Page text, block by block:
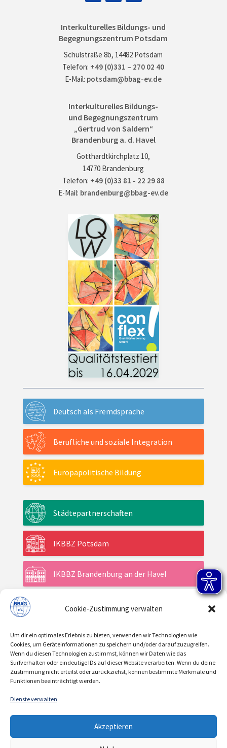
Cookie-Zustimmung verwalten
Um dir ein optimales Erlebnis zu bieten, verwenden wir Technologien wie
Cookies, um Geräteinformationen zu speichern und/oder darauf zuzugreifen.
Wenn du diesen Technologien zustimmst, können wir Daten wie das
Surfverhalten oder eindeutige IDs auf dieser Website verarbeiten. Wenn du deine
Zustimmung nicht erteilst oder zurückziehst, können bestimmte Merkmale und
Funktionen beeinträchtigt werden.
Dienste verwalten
Akzeptieren
Interkulturelles Bildungs- und
Begegnungszentrum Potsdam
Schulstraße 8b, 14482 Potsdam
Telefon: +49 (0)331 – 270 02 40
E-Mail: potsdam@bbag-ev.de
Interkulturelles Bildungs-
und Begegnungszentrum
„Gertrud von Saldern“
Brandenburg a. d. Havel
Gotthardtkirchplatz 10,
14770 Brandenburg
Telefon: +49 (0)33 81 - 22 29 88
E-Mail: brandenburg@bbag-ev.de
Deutsch als Fremdsprache
Berufliche und soziale Integration
Europapolitische Bildung
Städtepartnerschaften
IKBBZ Potsdam
IKBBZ Brandenburg an der Havel
Veranstaltungen
Über uns / Verein
IMPRESSUM
COOKIE-RICHTLINIE